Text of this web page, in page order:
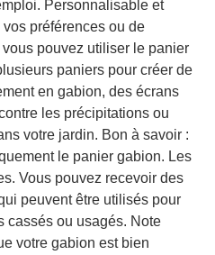
Personnalisable et
préférences ou de
pouvez utiliser le panier
paniers pour créer de
en gabion, des écrans
les précipitations ou
votre jardin. Bon à savoir :
le panier gabion. Les
Vous pouvez recevoir des
peuvent être utilisés pour
cassés ou usagés. Note
votre gabion est bien